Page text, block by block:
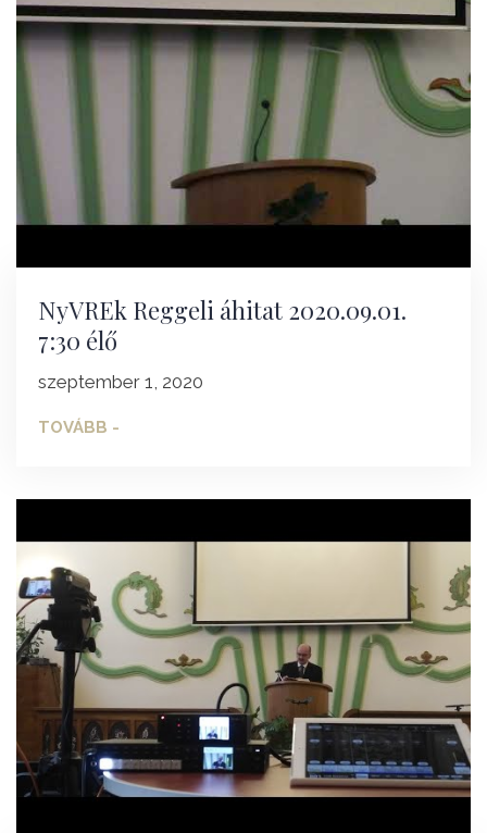
NyVREk Reggeli áhitat 2020.09.01.
7:30 élő
szeptember 1, 2020
TOVÁBB -